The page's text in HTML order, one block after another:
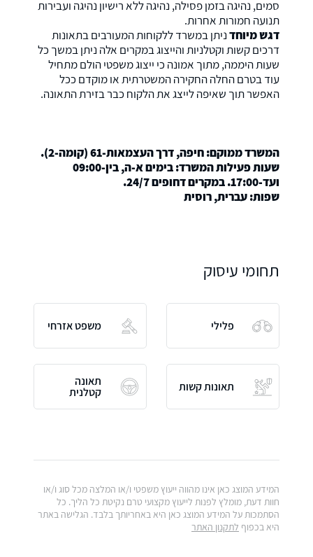
סמים, נהיגה בזמן פסילה, נהיגה ללא רישיון נהיגה ועבירות
תנועה חמורות אחרות.
דגש מיוחדניתן במשרד ללקוחות המעורבים בתאונות
דרכים קשות וקטלניות והייצוג במקרים אלה ניתן במשך כל
שעות היממה, מתוך אמונה כי ייצוג משפטי הולם מתחיל
עוד בטרם החלה החקירה המשטרתית או מוקדם ככל
האפשר תוך שאיפה לייצג את הלקוח כבר בזירת התאונה.
המשרד ממוקם: חיפה, דרך העצמאות-61 (קומה-2).
שעות פעילות המשרד: בימים א-ה, בין-09:00
ועד-17:00. במקרים דחופים 24/7.
שפות: עברית, רוסית
תחומי עיסוק
פלילי משפט אזרחי
תאונות קשות תאונה
קטלנית
המידע המוצג כאן אינו מהווה ייעוץ משפטי ו/או המלצה מכל סוג ו/או
חוות דעת, מומלץ לפנות לייעוץ מקצועי טרם נקיטת כל הליך. כל
הסתמכות על המידע המוצג כאן היא באחריותך בלבד. הגלישה באתר
היא בכפוף לתקנון האתר